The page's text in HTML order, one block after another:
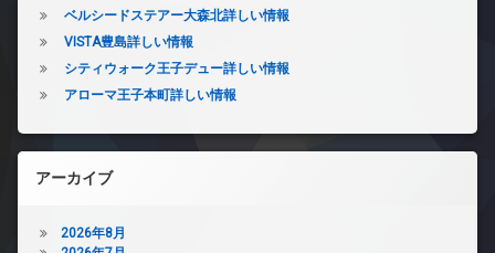
ベルシードステアー大森北詳しい情報
VISTA豊島詳しい情報
シティウォーク王子デュー詳しい情報
アローマ王子本町詳しい情報
アーカイブ
2026年8月